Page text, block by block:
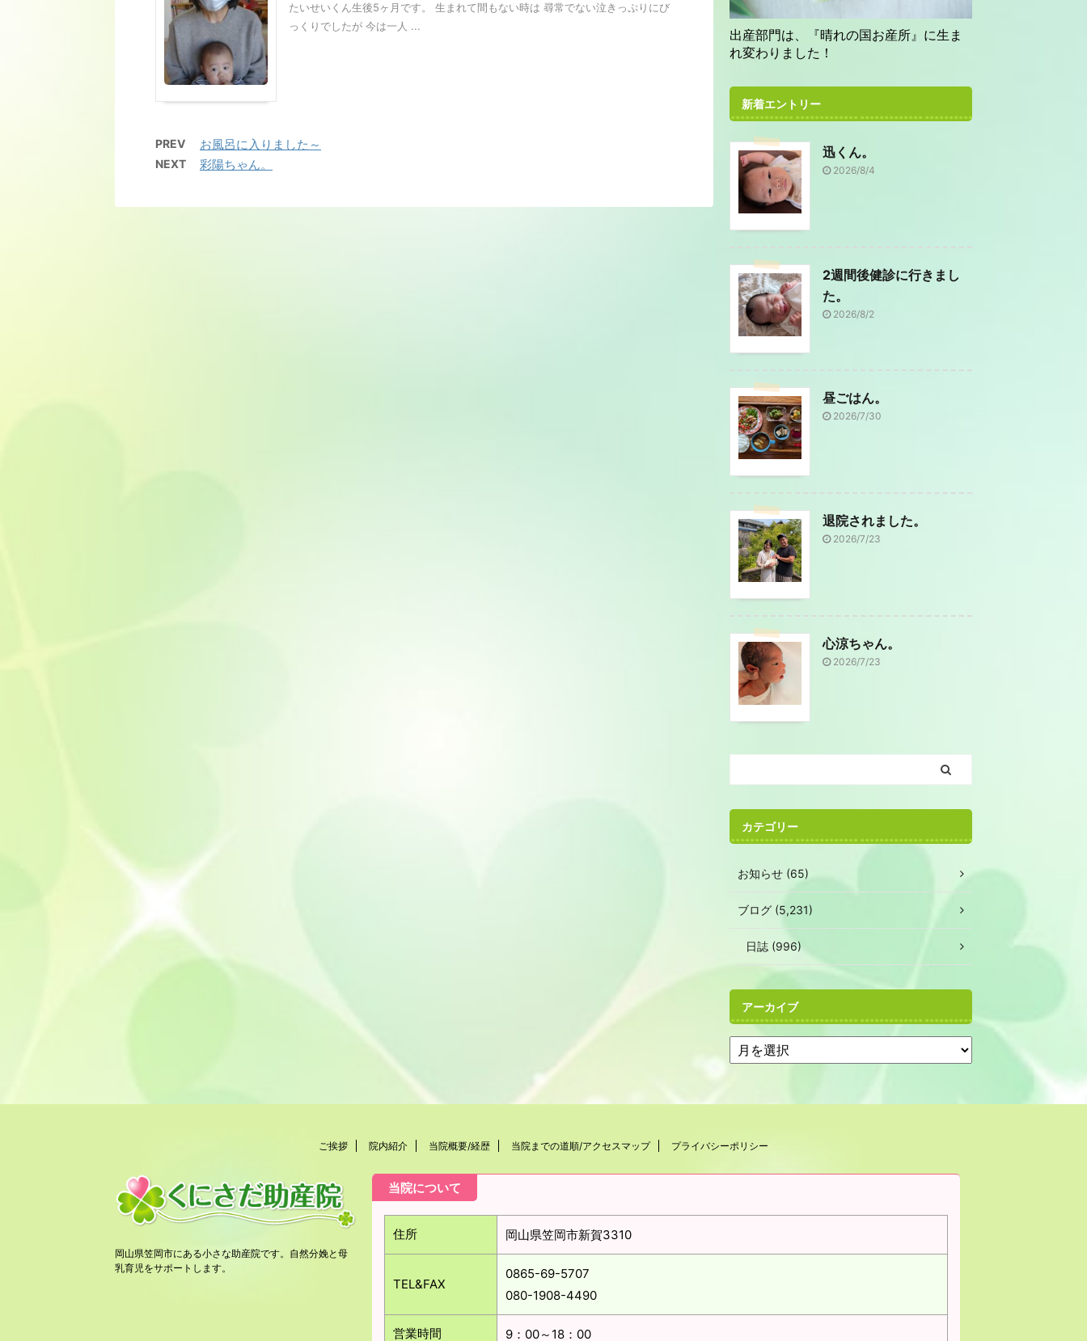
たいせいくん生後5ヶ月です。 生まれて間もない時は 尋常でない泣きっぷりにび
っくりでしたが 今は一人 ...
PREV お風呂に入りました～
NEXT 彩陽ちゃん。
出産部門は、『晴れの国お産所』に生ま
れ変わりました！
新着エントリー
迅くん。
2026/8/4
2週間後健診に行きまし
た。
2026/8/2
昼ごはん。
2026/7/30
退院されました。
2026/7/23
心涼ちゃん。
2026/7/23
カテゴリー
お知らせ (65)
ブログ (5,231)
日誌 (996)
アーカイブ
ご挨拶 院内紹介 当院概要/経歴 当院までの道順/アクセスマップ プライバシーポリシー
当院について
住所 岡山県笠岡市新賀3310
TEL&FAX
0865-69-5707
080-1908-4490
営業時間 9：00～18：00
岡山県笠岡市にある小さな助産院です。自然分娩と母
乳育児をサポートします。